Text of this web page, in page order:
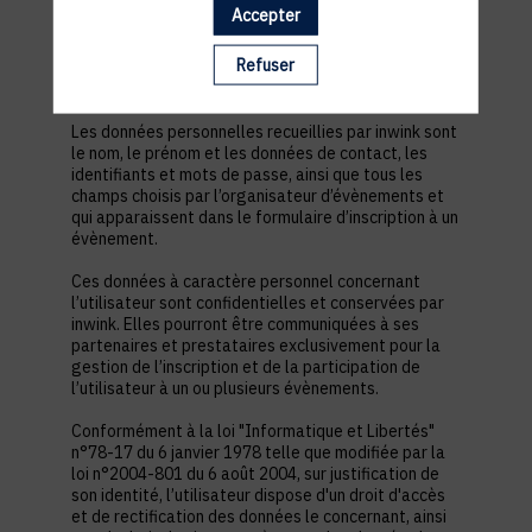
s’inscrire à un évènement, d’accéder au site d’un
évènement, et de consulter les informations
relatives à l’organisation pratique et logistique d’un
Les données personnelles recueillies par inwink sont
le nom, le prénom et les données de contact, les
identifiants et mots de passe, ainsi que tous les
champs choisis par l’organisateur d’évènements et
qui apparaissent dans le formulaire d’inscription à un
évènement.
Ces données à caractère personnel concernant
l’utilisateur sont confidentielles et conservées par
inwink. Elles pourront être communiquées à ses
partenaires et prestataires exclusivement pour la
gestion de l’inscription et de la participation de
l’utilisateur à un ou plusieurs évènements.
Conformément à la loi "Informatique et Libertés"
n°78-17 du 6 janvier 1978 telle que modifiée par la
loi n°2004-801 du 6 août 2004, sur justification de
son identité, l’utilisateur dispose d'un droit d'accès
et de rectification des données le concernant, ainsi
Accepter
Refuser